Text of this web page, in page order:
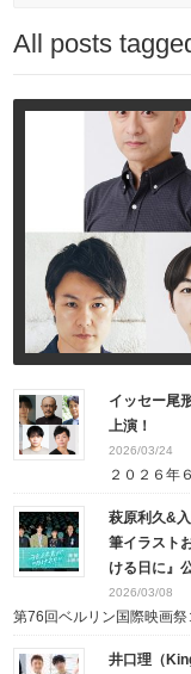
All posts
イッセー尾
上演！
2026/03/24
２０２６年
萩原利久&
筆イラスト
ける日に』
2026/03/08
第76回ベルリン国際映画祭
井口理（